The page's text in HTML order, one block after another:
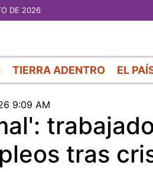
DE 2026
TIERRA ADENTRO EL
9:09 AM
tras